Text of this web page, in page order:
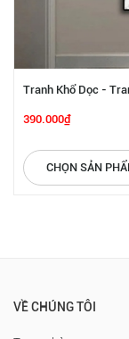
Tranh Khổ Dọc -
390.000₫
CHỌN SẢN
VỀ CHÚNG TÔI